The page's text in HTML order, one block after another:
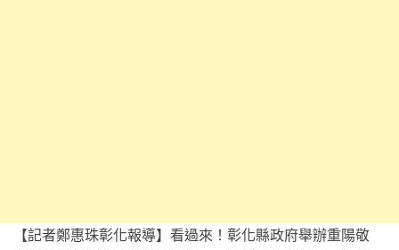
【記者鄭惠珠彰化報導】看過來！彰化縣政府舉辦重陽敬